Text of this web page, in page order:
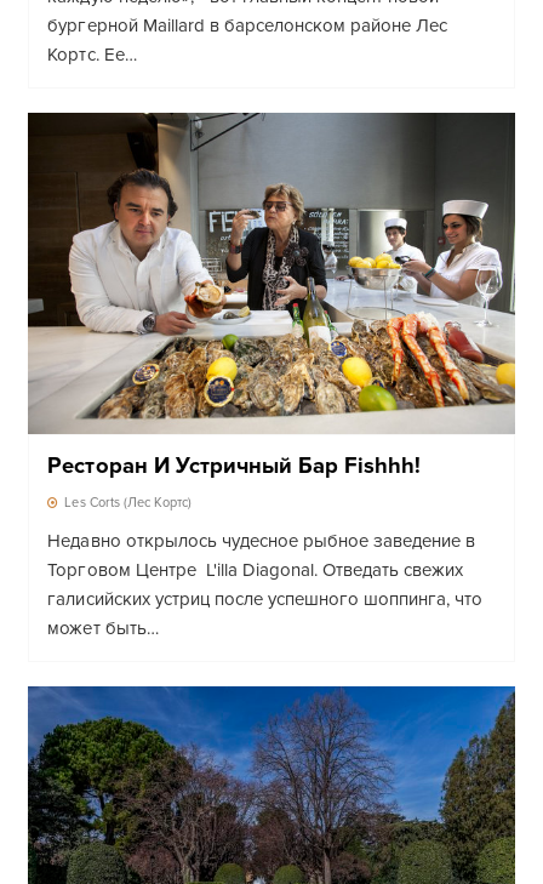
бургерной Maillard в барселонском районе Лес
Кортс. Ее…
Ресторан И Устричный Бар Fishhh!
Les Corts (Лес Кортс)
Недавно открылось чудесное рыбное заведение в
Торговом Центре L'illa Diagonal. Отведать свежих
галисийских устриц после успешного шоппинга, что
может быть…